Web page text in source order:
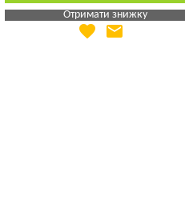
Отримати знижку
Яка Ваша ціна
favorite email